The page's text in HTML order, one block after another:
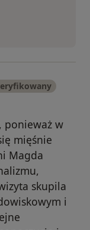
ponieważ w
mięśnie
Magda
skupila
i